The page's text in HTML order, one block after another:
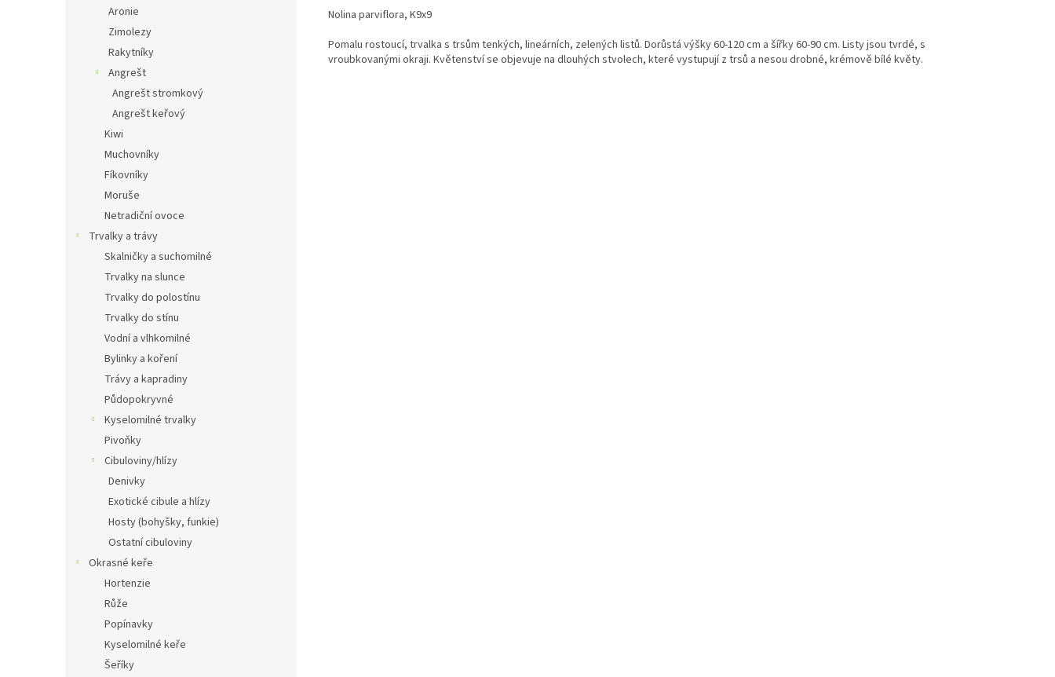
Aronie
Zimolezy
Rakytníky
Angrešt
Angrešt stromkový
Angrešt keřový
Kiwi
Muchovníky
Fíkovníky
Moruše
Netradiční ovoce
Trvalky a trávy
Skalničky a suchomilné
Trvalky na slunce
Trvalky do polostínu
Trvalky do stínu
Vodní a vlhkomilné
Bylinky a koření
Trávy a kapradiny
Půdopokryvné
Kyselomilné trvalky
Pivoňky
Cibuloviny/hlízy
Denivky
Exotické cibule a hlízy
Hosty (bohyšky, funkie)
Ostatní cibuloviny
Okrasné keře
Hortenzie
Růže
Popínavky
Kyselomilné keře
Šeříky
Nolina parviflora, K9x9
Pomalu rostoucí, trvalka s trsům tenkých, lineárních, zelených listů. Dorůstá výšky 60-120 cm a šířky 60-90 cm. Listy jsou tvrdé, s
vroubkovanými okraji. Květenství se objevuje na dlouhých stvolech, které vystupují z trsů a nesou drobné, krémově bílé květy.